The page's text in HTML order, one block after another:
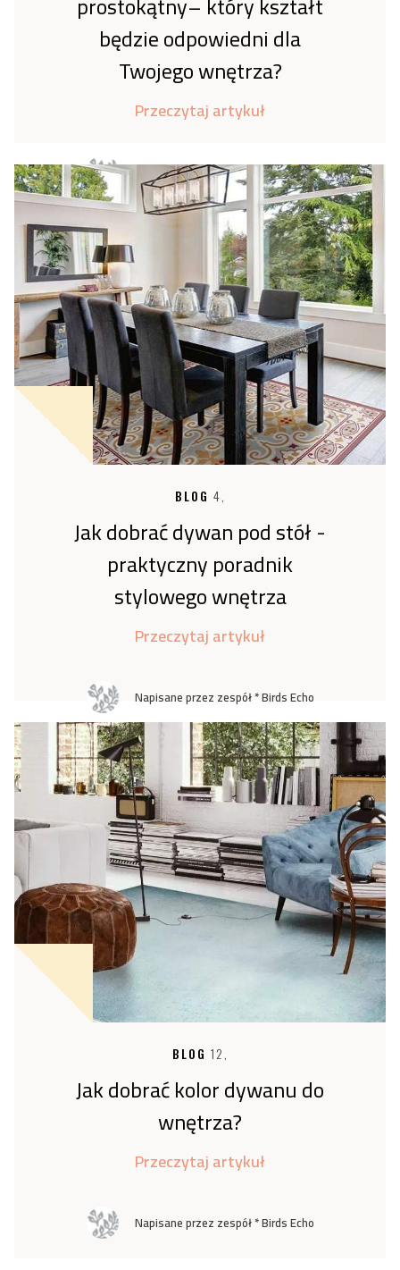
będzie odpowiedni dla
Twojego wnętrza?
Przeczytaj artykuł
Napisane przez zespół * Birds Echo
BLOG 4,
Jak dobrać dywan pod stół -
praktyczny poradnik
stylowego wnętrza
Przeczytaj artykuł
Napisane przez zespół * Birds Echo
BLOG 12,
Jak dobrać kolor dywanu do
wnętrza?
Przeczytaj artykuł
Napisane przez zespół * Birds Echo